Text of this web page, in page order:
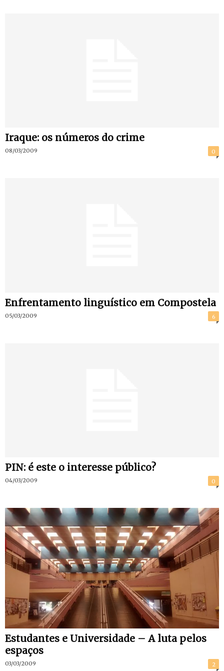
Iraque: os números do crime
08/03/2009 0
Enfrentamento linguístico em Compostela
05/03/2009 6
PIN: é este o interesse público?
04/03/2009 0
Estudantes e Universidade – A luta pelos
espaços
03/03/2009 2